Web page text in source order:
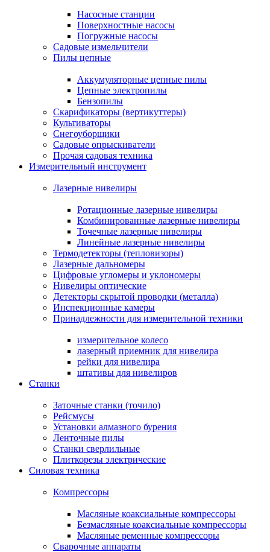
Насосные станции
Поверхностные насосы
Погружные насосы
Садовые измельчители
Пилы цепные
Аккумуляторные цепные пилы
Цепные электропилы
Бензопилы
Скарификаторы (вертикуттеры)
Культиваторы
Снегоуборщики
Садовые опрыскиватели
Прочая садовая техника
Измерительный инструмент
Лазерные нивелиры
Ротационные лазерные нивелиры
Комбинированные лазерные нивелиры
Точечные лазерные нивелиры
Линейные лазерные нивелиры
Термодетекторы (тепловизоры)
Лазерные дальномеры
Цифровые угломеры и уклономеры
Нивелиры оптические
Детекторы скрытой проводки (металла)
Инспекционные камеры
Принадлежности для измерительной техники
измерительное колесо
лазерный приемник для нивелира
рейки для нивелира
штативы для нивелиров
Станки
Заточные станки (точило)
Рейсмусы
Установки алмазного бурения
Ленточные пилы
Станки сверлильные
Плиткорезы электрические
Силовая техника
Компрессоры
Масляные коаксиальные компрессоры
Безмасляные коаксиальные компрессоры
Масляные ременные компрессоры
Сварочные аппараты